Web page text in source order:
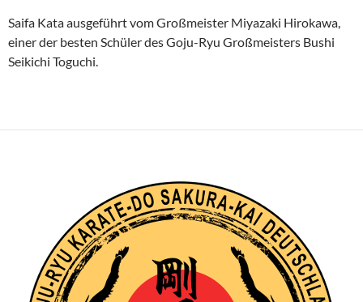
Saifa Kata ausgeführt vom Großmeister Miyazaki Hirokawa,
einer der besten Schüler des Goju-Ryu Großmeisters Bushi
Seikichi Toguchi.